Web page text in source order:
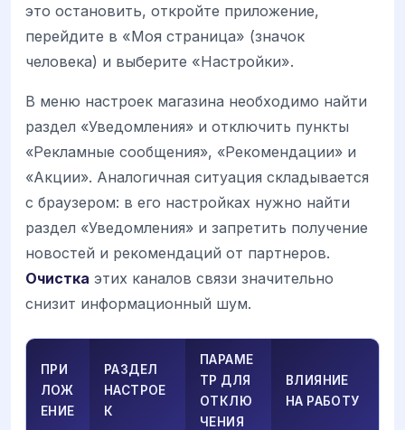
это остановить, откройте приложение,
перейдите в «Моя страница» (значок
человека) и выберите «Настройки».
В меню настроек магазина необходимо найти
раздел «Уведомления» и отключить пункты
«Рекламные сообщения», «Рекомендации» и
«Акции». Аналогичная ситуация складывается
с браузером: в его настройках нужно найти
раздел «Уведомления» и запретить получение
новостей и рекомендаций от партнеров.
Очистка этих каналов связи значительно
снизит информационный шум.
ПРИ
ЛОЖ
ЕНИЕ
РАЗДЕЛ
НАСТРОЕ
К
ПАРАМЕ
ТР ДЛЯ
ОТКЛЮ
ЧЕНИЯ
ВЛИЯНИЕ
НА РАБОТУ